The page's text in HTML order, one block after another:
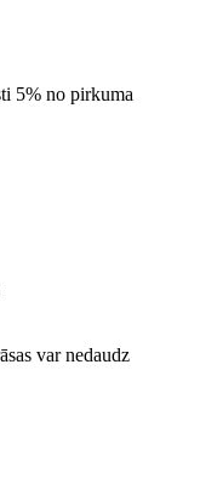
5% no pirkuma
var nedaudz